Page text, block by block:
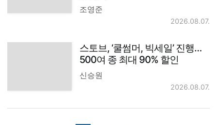
조영준
2026.08.07.
스토브, ‘쿨썸머, 빅세일’ 진행…
500여 종 최대 90% 할인
신승원
2026.08.07.